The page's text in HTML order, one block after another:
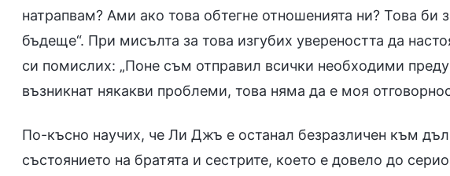
натрапвам? Ами ако това обтегне отношенията ни? Това би
бъдеще“. При мисълта за това изгубих увереността да
си помислих: „Поне съм отправил всички необходими
възникнат някакви проблеми, това няма да е моя
По-късно научих, че Ли Джъ е останал безразличен към
състоянието на братята и сестрите, което е довело до